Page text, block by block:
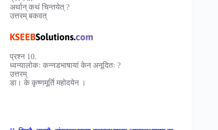
अर्थान् कथं चिन्तयेत् ?
उत्तरम् बकवत्
प्रश्न 10.
ध्वन्यालोकः कन्नडभाषायां केन अनूदितः ?
उत्तरम्
डा। के कृष्णमूर्ति महोदयेन ।